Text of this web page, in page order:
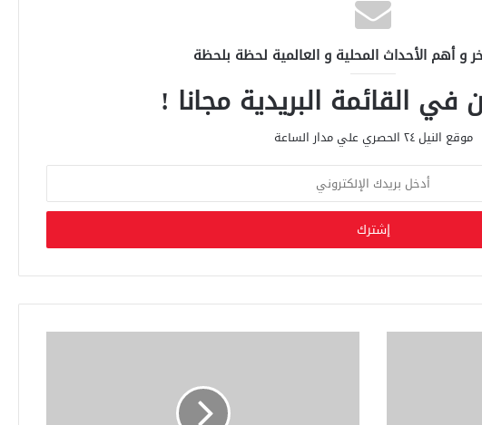
و أهم الأحداث المحلية و العالمية لحظة بلحظة
في القائمة البريدية مجانا !
موقع النيل ٢٤ الحصري علي مدار الساعة